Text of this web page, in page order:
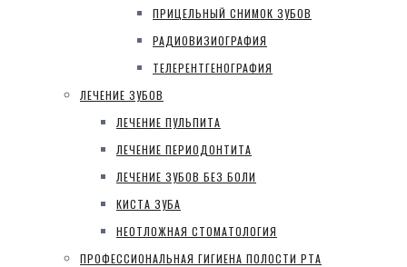
ПРИЦЕЛЬНЫЙ СНИМОК ЗУБОВ
РАДИОВИЗИОГРАФИЯ
ТЕЛЕРЕНТГЕНОГРАФИЯ
ЛЕЧЕНИЕ ЗУБОВ
ЛЕЧЕНИЕ ПУЛЬПИТА
ЛЕЧЕНИЕ ПЕРИОДОНТИТА
ЛЕЧЕНИЕ ЗУБОВ БЕЗ БОЛИ
КИСТА ЗУБА
НЕОТЛОЖНАЯ СТОМАТОЛОГИЯ
ПРОФЕССИОНАЛЬНАЯ ГИГИЕНА ПОЛОСТИ РТА